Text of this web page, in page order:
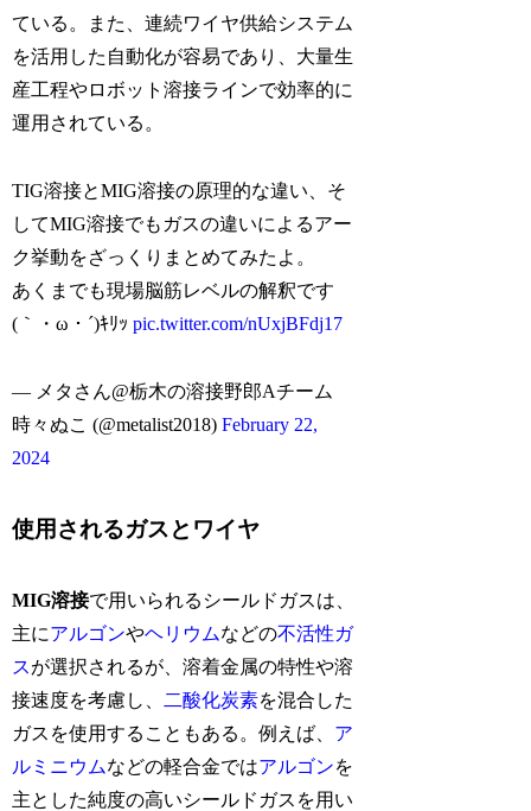
ている。また、連続ワイヤ供給システム
を活用した自動化が容易であり、大量生
産工程やロボット溶接ラインで効率的に
運用されている。
TIG溶接とMIG溶接の原理的な違い、そ
してMIG溶接でもガスの違いによるアー
ク挙動をざっくりまとめてみたよ。
あくまでも現場脳筋レベルの解釈です
(｀・ω・´)ｷﾘｯpic.twitter.com/nUxjBFdj17
— メタさん@栃木の溶接野郎Aチーム
時々ぬこ (@metalist2018)February 22,
2024
使用されるガスとワイヤ
MIG溶接で用いられるシールドガスは、
主にアルゴンやヘリウムなどの不活性ガ
スが選択されるが、溶着金属の特性や溶
接速度を考慮し、
二酸化炭素を混合した
ガスを使用することもある。例えば、 ア
ルミニウムなどの軽合金ではアルゴンを
主とした純度の高いシールドガスを用い